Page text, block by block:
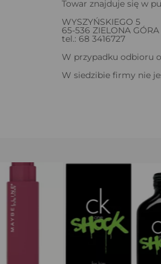
Towar znajduje się w
WYSZYŃSKIEGO 5
65-536 ZIELONA GÓRA
tel.: 68 3416727
W przypadku odbioru
W siedzibie firmy nie